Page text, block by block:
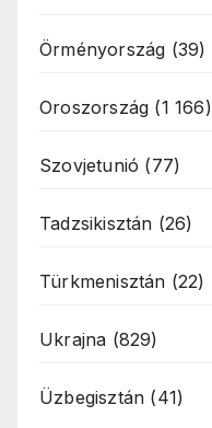
Örményország (39)
Oroszország (1 166)
Szovjetunió (77)
Tadzsikisztán (26)
Türkmenisztán (22)
Ukrajna (829)
Üzbegisztán (41)